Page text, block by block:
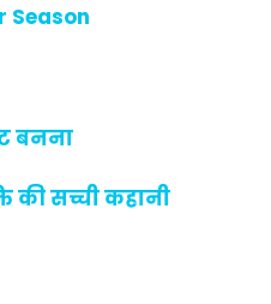
Season
बनना
की सच्ची कहानी